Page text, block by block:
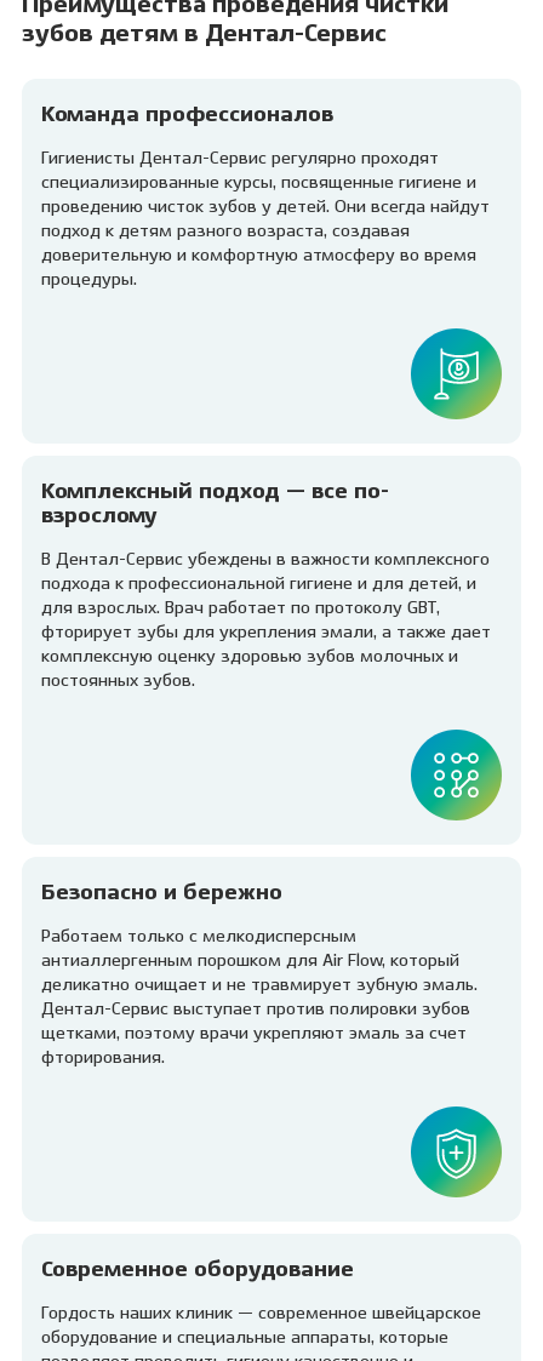
Преимущества проведения чистки
зубов детям в Дентал-Сервис
Команда профессионалов
Гигиенисты Дентал-Сервис регулярно проходят
специализированные курсы, посвященные гигиене и
проведению чисток зубов у детей. Они всегда найдут
подход к детям разного возраста, создавая
доверительную и комфортную атмосферу во время
процедуры.
Комплексный подход — все по-
взрослому
В Дентал-Сервис убеждены в важности комплексного
подхода к профессиональной гигиене и для детей, и
для взрослых. Врач работает по протоколу GBT,
фторирует зубы для укрепления эмали, а также дает
комплексную оценку здоровью зубов молочных и
постоянных зубов.
Безопасно и бережно
Работаем только с мелкодисперсным
антиаллергенным порошком для Air Flow, который
деликатно очищает и не травмирует зубную эмаль.
Дентал-Сервис выступает против полировки зубов
щетками, поэтому врачи укрепляют эмаль за счет
фторирования.
Современное оборудование
Гордость наших клиник — современное швейцарское
оборудование и специальные аппараты, которые